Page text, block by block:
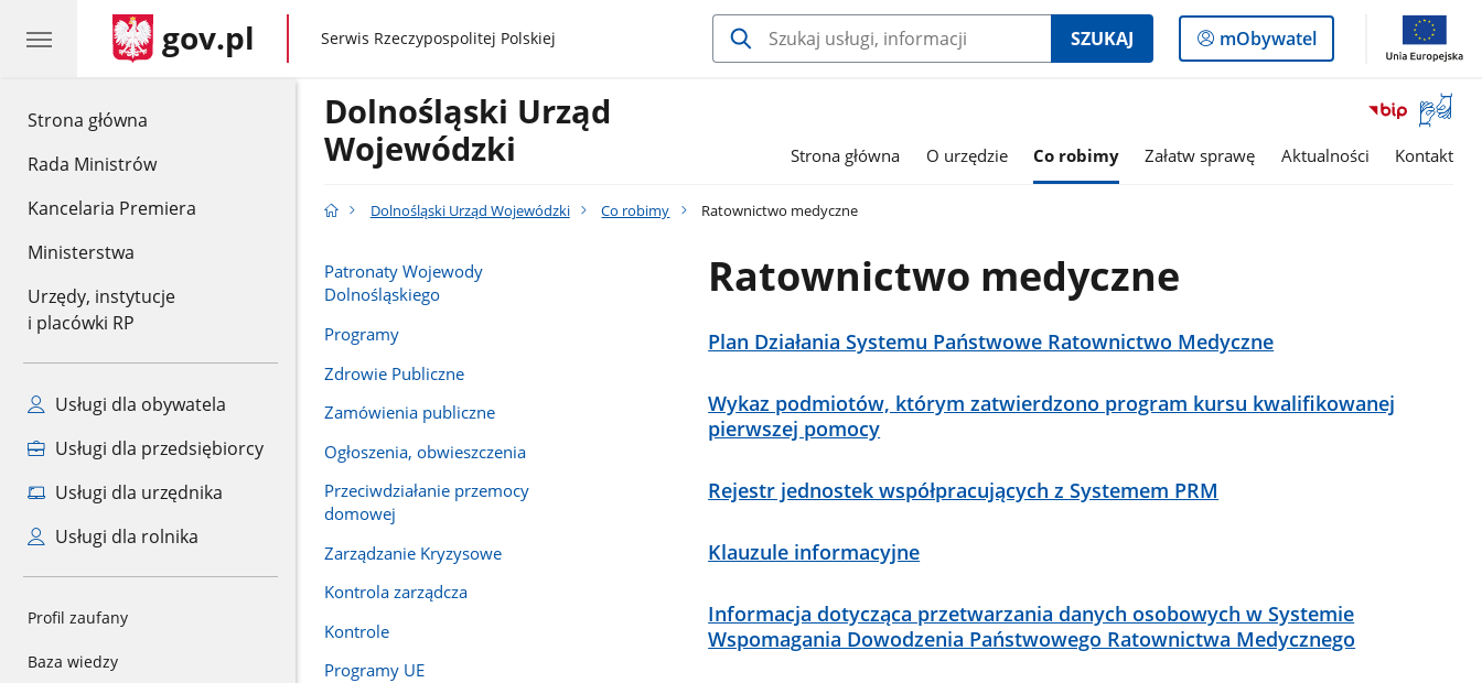
Strona główna
Rada Ministrów
Kancelaria Premiera
Ministerstwa
Urzędy, instytucje
i placówki RP
Usługi dla obywatela
Usługi dla przedsiębiorcy
Usługi dla urzędnika
Usługi dla rolnika
Profil zaufany
Baza wiedzy
gov.pl gov.pl
Serwis Rzeczypospolitej Polskiej SZUKAJ
Logowanie
do
mObywatel
Otwórz
okno
z
Dolnośląski Urząd
Wojewódzki
Strona główna O urzędzie Co robimy Załatw sprawę Aktualności Kontakt
Dolnośląski Urząd Wojewódzki Co robimy Ratownictwo medyczne
Patronaty Wojewody
Dolnośląskiego
Programy
Zdrowie Publiczne
Zamówienia publiczne
Ogłoszenia, obwieszczenia
Przeciwdziałanie przemocy
domowej
Zarządzanie Kryzysowe
Kontrola zarządcza
Kontrole
Programy UE
Ratownictwo medyczne
Plan Działania Systemu Państwowe Ratownictwo Medyczne
Wykaz podmiotów, którym zatwierdzono program kursu kwalifikowanej
pierwszej pomocy
Rejestr jednostek współpracujących z Systemem PRM
Klauzule informacyjne
Informacja dotycząca przetwarzania danych osobowych w Systemie
Wspomagania Dowodzenia Państwowego Ratownictwa Medycznego